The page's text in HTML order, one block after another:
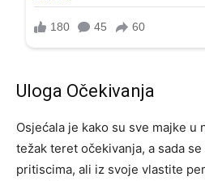
Uloga Očekivanja
Osjećala je kako su sve majke
težak teret očekivanja, a sada
pritiscima, ali iz svoje vlastite